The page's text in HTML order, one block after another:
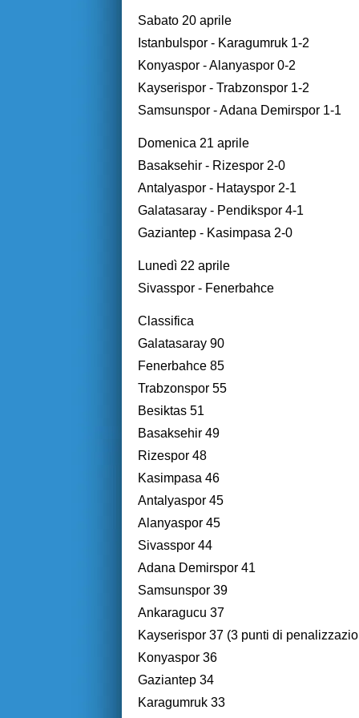
Sabato 20 aprile
Istanbulspor - Karagumruk 1-2
Konyaspor - Alanyaspor 0-2
Kayserispor - Trabzonspor 1-2
Samsunspor - Adana Demirspor 1-1
Domenica 21 aprile
Basaksehir - Rizespor 2-0
Antalyaspor - Hatayspor 2-1
Galatasaray - Pendikspor 4-1
Gaziantep - Kasimpasa 2-0
Lunedì 22 aprile
Sivasspor - Fenerbahce
Classifica
Galatasaray 90
Fenerbahce 85
Trabzonspor 55
Besiktas 51
Basaksehir 49
Rizespor 48
Kasimpasa 46
Antalyaspor 45
Alanyaspor 45
Sivasspor 44
Adana Demirspor 41
Samsunspor 39
Ankaragucu 37
Kayserispor 37 (3 punti di
Konyaspor 36
Gaziantep 34
Karagumruk 33